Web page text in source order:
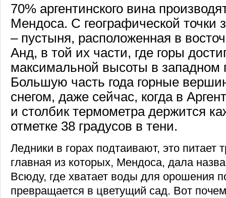
70% аргентинского вина
Мендоса. С географической точки
– пустыня, расположенная в
Анд, в той их части, где горы
максимальной высоты в западном
Большую часть года горные
снегом, даже сейчас, когда в
и столбик термометра держится
отметке 38 градусов в тени.
Ледники в горах подтаивают, это питает
главная из которых, Мендоса, дала
Всюду, где хватает воды для орошения
превращается в цветущий сад. Вот